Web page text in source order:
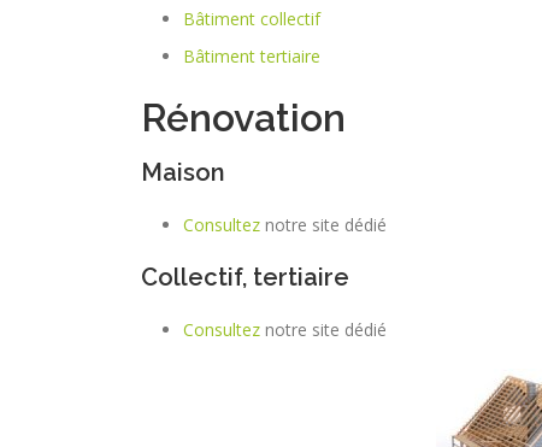
Bâtiment collectif
Bâtiment tertiaire
Rénovation
Maison
Consultez notre site dédié
Collectif, tertiaire
Consultez notre site dédié